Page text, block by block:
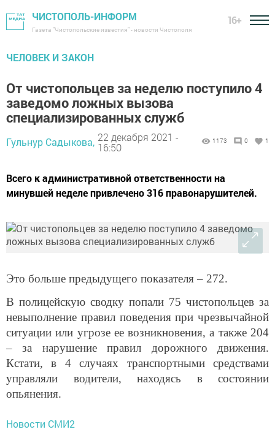
ЧИСТОПОЛЬ-ИНФОРМ
Газета "Чистопольские известия" - новости Чистополя
16+
ЧЕЛОВЕК И ЗАКОН
От чистопольцев за неделю поступило 4
заведомо ложных вызова
специализированных служб
Гульнур Садыкова, 22 декабря 2021 -
16:50
1173 0 1
Всего к административной ответственности на
минувшей неделе привлечено 316 правонарушителей.
Это больше предыдущего показателя – 272.
В полицейскую сводку попали 75 чистопольцев за
невыполнение правил поведения при чрезвычайной
ситуации или угрозе ее возникновения, а также 204
– за нарушение правил дорожного движения.
Кстати, в 4 случаях транспортными средствами
управляли водители, находясь в состоянии
опьянения.
Новости СМИ2